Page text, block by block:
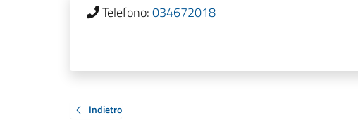
Telefono:034672018
Indietro